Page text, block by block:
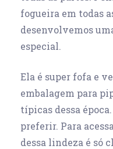
fogueira em todas
desenvolvemos
especial.
Ela é super fofa e
embalagem para
típicas dessa
preferir. Para
dessa lindeza é só